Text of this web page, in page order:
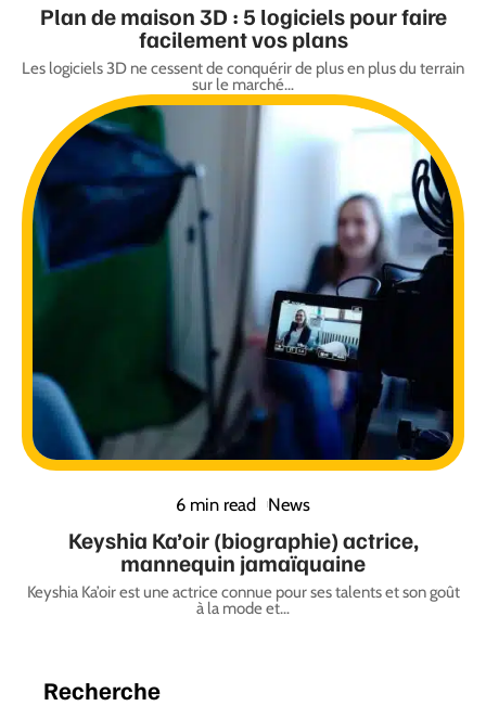
Plan de maison 3D : 5 logiciels pour faire
facilement vos plans
Les logiciels 3D ne cessent de conquérir de plus en plus du terrain
sur le marché…
6 min read News
Keyshia Ka’oir (biographie) actrice,
mannequin jamaïquaine
Keyshia Ka’oir est une actrice connue pour ses talents et son goût
à la mode et…
Recherche